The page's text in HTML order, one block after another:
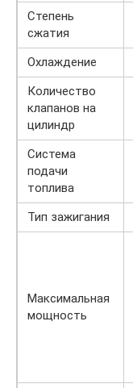
Степень
сжатия
Охлаждение
Количество
клапанов на
цилиндр
Система
подачи
топлива
Тип зажигания
Максимальная
мощность